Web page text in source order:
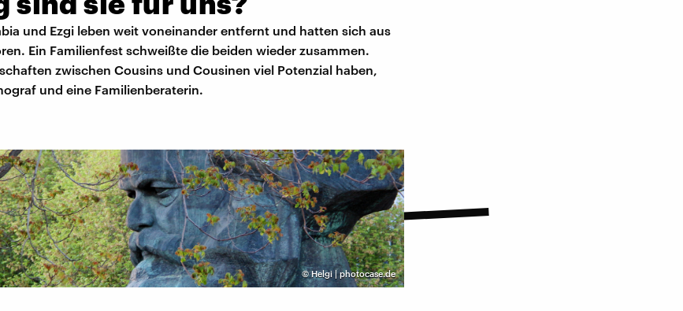
und Ezgi leben weit voneinander entfernt und hatten sich aus
Ein Familienfest schweißte die beiden wieder zusammen.
zwischen Cousins und Cousinen viel Potenzial haben,
und eine Familienberaterin.
©Helgi | photocase.de